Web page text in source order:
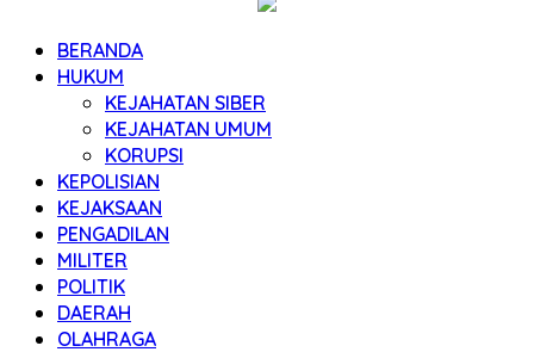
BERANDA
HUKUM
KEJAHATAN SIBER
KEJAHATAN UMUM
KORUPSI
KEPOLISIAN
KEJAKSAAN
PENGADILAN
MILITER
POLITIK
DAERAH
OLAHRAGA